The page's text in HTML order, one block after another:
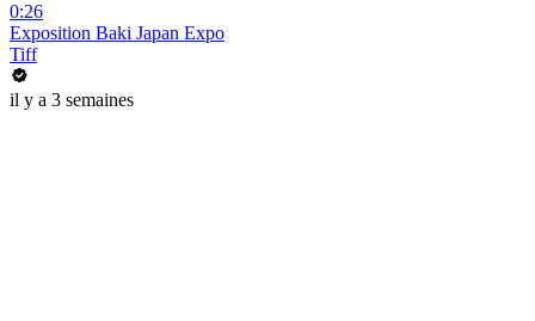
0:26
Exposition Baki Japan Expo
Tiff
il y a 3 semaines